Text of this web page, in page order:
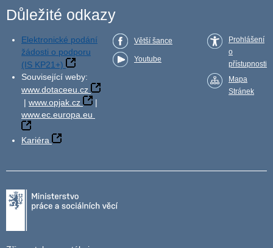
Důležité odkazy
Elektronické podání
žádosti o podporu
(IS KP21+)
Související weby:
www.dotaceeu.cz
| www.opjak.cz
|
www.ec.europa.eu
Kariéra
Větší šance
Youtube
Prohlášení
o
přístupnosti
Mapa
Stránek